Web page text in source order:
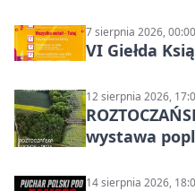
7 sierpnia 2026, 00:00
VI Giełda
12 sierpnia 2026,
wystawa
14 sierpnia 2026,